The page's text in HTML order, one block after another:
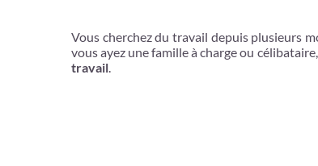
Vous cherchez du travail depuis plusieurs
vous ayez une famille à charge ou
travail.